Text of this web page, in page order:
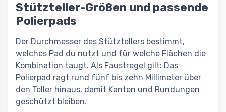
Stützteller-Größen und passende
Polierpads
Der Durchmesser des Stütztellers bestimmt,
welches Pad du nutzt und für welche Flächen die
Kombination taugt. Als Faustregel gilt: Das
Polierpad ragt rund fünf bis zehn Millimeter über
den Teller hinaus, damit Kanten und Rundungen
geschützt bleiben.